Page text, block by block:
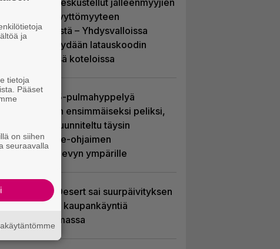
Sony on keskustellut jälleenmyyjien
kanssa levyttömyyteen
siirtymisestä – Yhdysvalloissa
pelejä myydään latauskoodin
sisältävissä koteloissa
Uutta PS5-pulmahyppelyä
kuvaillaan ensimmäiseksi peliksi,
joka on suunniteltu täysin
DualSense-ohjaimen
kosketuslevyn ympärille
Crimson Desert sai suurpäivityksen
– uudistaa kaupankäyntiä
pelimaailmassa
ja
tietoja
Pääset
on siihen
seuraavalla